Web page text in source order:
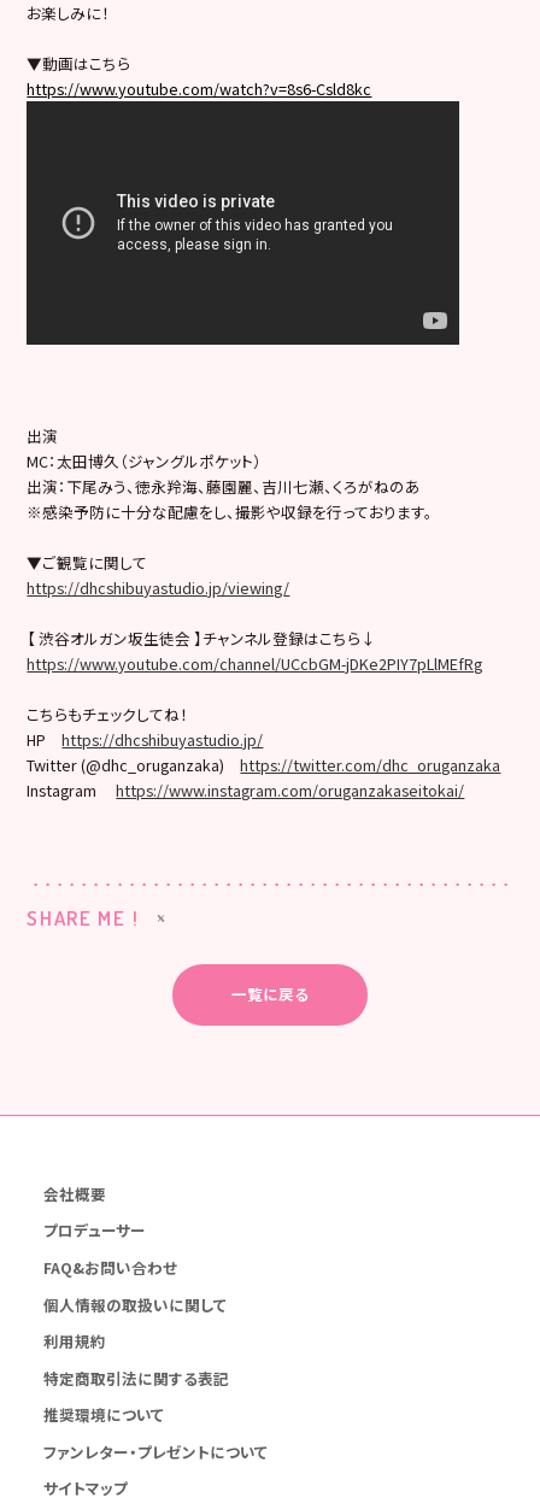
お楽しみに！
▼動画はこちら
https://www.youtube.com/watch?v=8s6-Csld8kc
出演
MC：太田博久（ジャングルポケット）
出演：下尾みう、徳永羚海、藤園麗、吉川七瀬、くろがねのあ
※感染予防に十分な配慮をし、撮影や収録を行っております。
▼ご観覧に関して
https://dhcshibuyastudio.jp/viewing/
【 渋谷オルガン坂生徒会 】チャンネル登録はこちら↓
https://www.youtube.com/channel/UCcbGM-jDKe2PIY7pLlMEfRg
こちらもチェックしてね！
HPhttps://dhcshibuyastudio.jp/
Twitter (@dhc_oruganzaka)https://twitter.com/dhc_oruganzaka
Instagramhttps://www.instagram.com/oruganzakaseitokai/
SHARE ME !
一覧に戻る
会社概要
プロデューサー
FAQ&お問い合わせ
個人情報の取扱いに関して
利用規約
特定商取引法に関する表記
推奨環境について
ファンレター・プレゼントについて
サイトマップ